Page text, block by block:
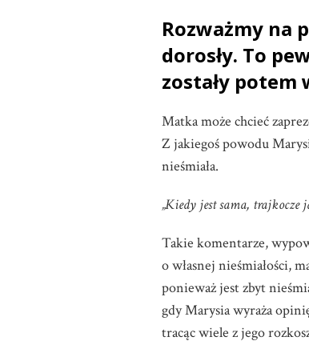
Rozważmy na
dorosły. To
zostały
Matka może chcieć
Z jakiegoś powodu
nieśmiała.
„Kiedy jest sama,
Takie komentarze,
o własnej nieśmiałości,
ponieważ jest zbyt
gdy Marysia wyraża
tracąc wiele z jego